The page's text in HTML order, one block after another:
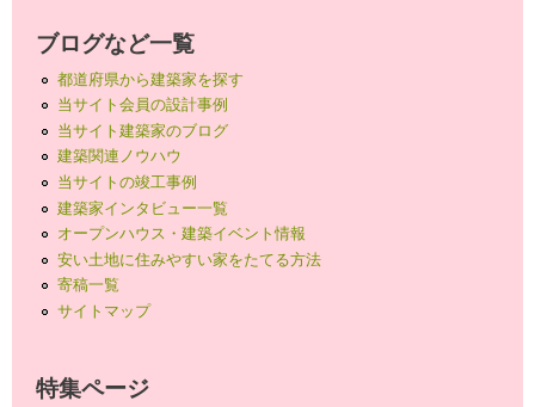
ブログなど一覧
都道府県から建築家を探す
当サイト会員の設計事例
当サイト建築家のブログ
建築関連ノウハウ
当サイトの竣工事例
建築家インタビュー一覧
オープンハウス・建築イベント情報
安い土地に住みやすい家をたてる方法
寄稿一覧
サイトマップ
特集ページ